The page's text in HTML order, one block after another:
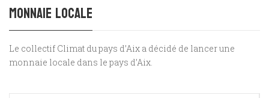
Monnaie locale
Le collectif Climat du pays d’Aix a décidé de lancer une
monnaie locale dans le pays d’Aix.